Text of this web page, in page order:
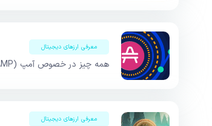
معرفی ارزهای دیجیتال
همه چیز در خصوص آمپ (AMP)
معرفی ارزهای دیجیتال